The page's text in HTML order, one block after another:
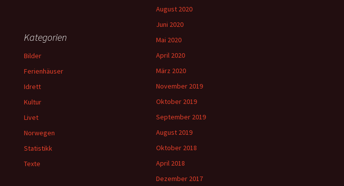
August 2020
Juni 2020
Mai 2020
April 2020
März 2020
November 2019
Oktober 2019
September 2019
August 2019
Oktober 2018
April 2018
Dezember 2017
Kategorien
Bilder
Ferienhäuser
Idrett
Kultur
Livet
Norwegen
Statistikk
Texte